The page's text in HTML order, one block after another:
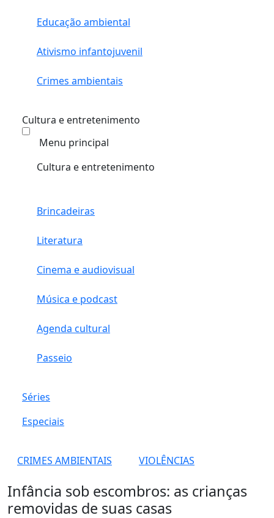
Educação ambiental
Ativismo infantojuvenil
Crimes ambientais
Cultura e entretenimento
Menu principal
Cultura e entretenimento
Brincadeiras
Literatura
Cinema e audiovisual
Música e podcast
Agenda cultural
Passeio
Séries
Especiais
CRIMES AMBIENTAIS VIOLÊNCIAS
Infância sob escombros: as crianças
removidas de suas casas